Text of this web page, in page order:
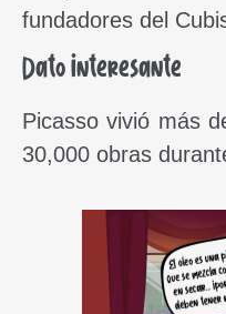
fundadores del
Dato interesante
Picasso vivió más
30,000 obras